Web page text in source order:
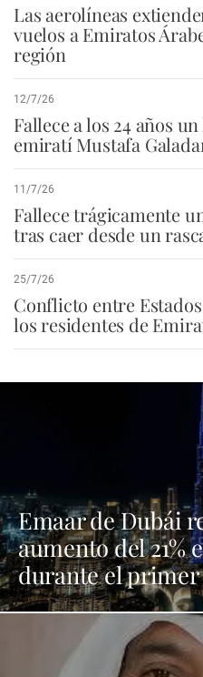
Las aerolíneas
vuelos a Emiratos
región
12/7/26
Fallece a los 24 años
emiratí Mustafa
11/7/26
Fallece trágicamente
tras caer desde un
25/7/26
Conflicto entre
los residentes de
Emaar de Dubái
aumento del 21%
durante el primer